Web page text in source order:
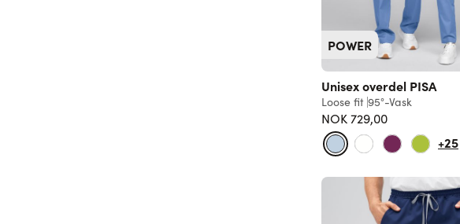
POWER
Unisex overdel PISA
Loose fit 95°-Vask
NOK 729,00
+25